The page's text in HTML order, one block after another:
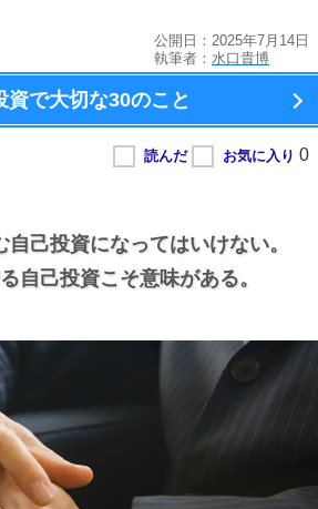
公開日：2025年7月14日
執筆者： 水口貴博
資で大切な30のこと
自己投資になってはいけない。
自己投資こそ意味がある。